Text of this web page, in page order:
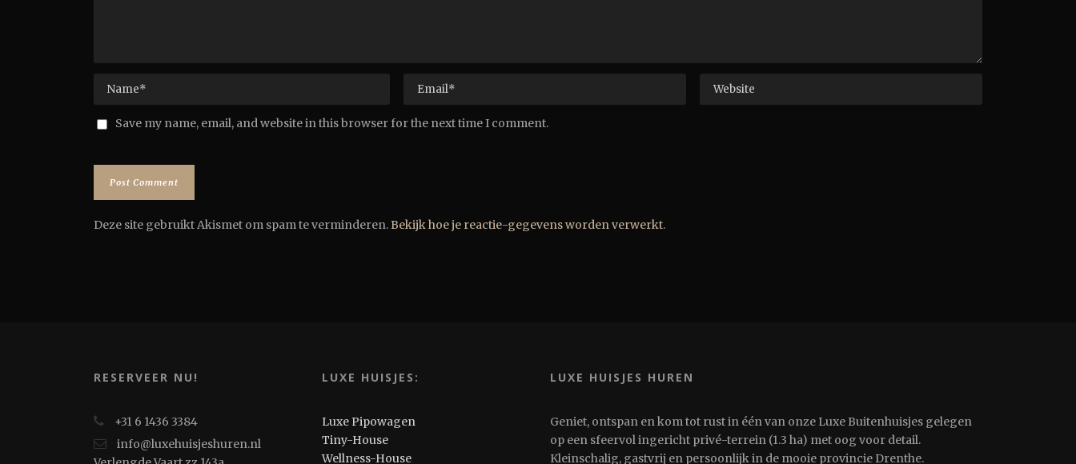
Save my name, email, and website in this browser for the next time I comment.
Deze site gebruikt Akismet om spam te verminderen.Bekijk hoe je reactie-gegevens worden verwerkt.
RESERVEER NU!
+31 6 1436 3384
info@luxehuisjeshuren.nl
LUXE HUISJES:
Luxe Pipowagen
Tiny-House
Wellness-House
LUXE HUISJES HUREN
Geniet, ontspan en kom tot rust in één van onze Luxe Buitenhuisjes gelegen
op een sfeervol ingericht privé-terrein (1.3 ha) met oog voor detail.
Kleinschalig, gastvrij en persoonlijk in de mooie provincie Drenthe.